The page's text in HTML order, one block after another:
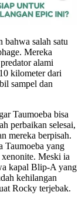
bahwa salah satu
Mereka
alami
kilometer dari
sampel dan
Taumoeba bisa
perbaikan selesai,
mereka berpisah.
Taumoeba yang
Meski ia
kapal Blip-A yang
kehilangan
Rocky terjebak.